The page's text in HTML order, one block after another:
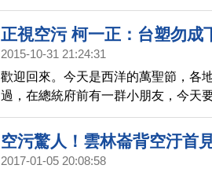
餐桌，讓遊客深入了解食物的源頭。
正視空污 柯一正：台塑勿成
2015-10-31 21:24:31
歡迎回來。今天是西洋的萬聖節，各
過，在總統府前有一群小朋友，今天
空氣。多位藝文界導演也到場聲援，
台塑不要成為下一個頂新。
空污驚人！雲林崙背空汙首
2017-01-05 20:08:58